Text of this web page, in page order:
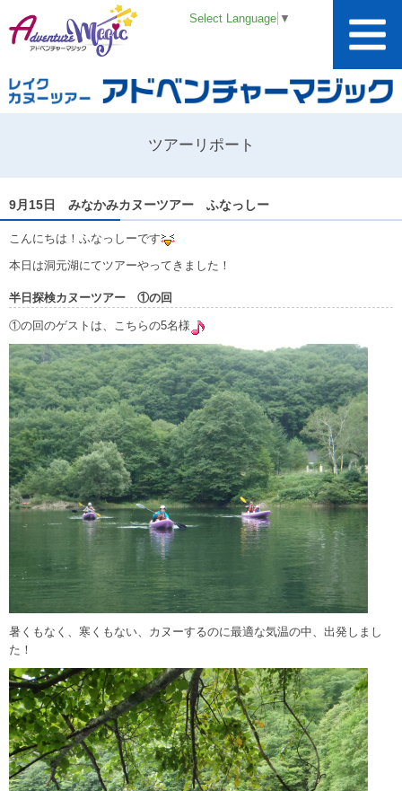
Select Language ▼
ツアーリポート
9月15日 みなかみカヌーツアー ふなっしー
こんにちは！ふなっしーです
本日は洞元湖にてツアーやってきました！
半日探検カヌーツアー ①の回
①の回のゲストは、こちらの5名様
暑くもなく、寒くもない、カヌーするのに最適な気温の中、出発しまし
た！